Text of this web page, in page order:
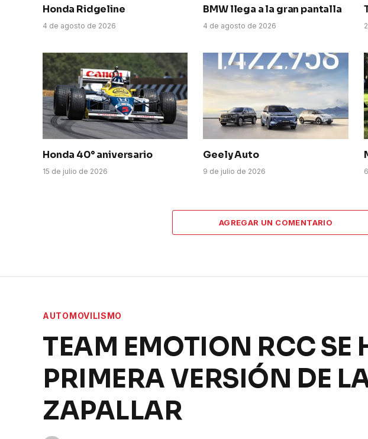
Honda Ridgeline
4 de agosto de 2026
BMW llega a la gran pantalla
4 de agosto de 2026
Honda 40° aniversario
15 de julio de 2026
Geely Auto
9 de julio de 2026
AGREGAR UN COMENTARIO
AUTOMOVILISMO
TEAM EMOTION RCC SE
PRIMERA VERSIÓN DE
ZAPALLAR